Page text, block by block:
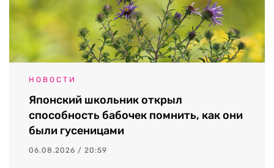
НОВОСТИ
Японский школьник открыл
способность бабочек помнить, как они
были гусеницами
06.08.2026 / 20:59